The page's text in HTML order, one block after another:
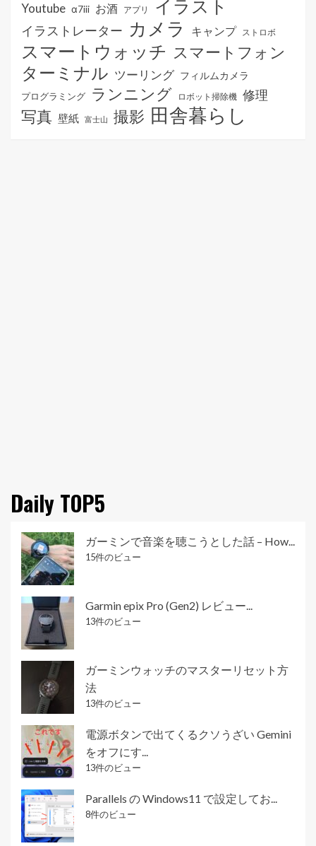
Youtube α7iii お酒 アプリ イラスト
イラストレーター カメラ キャンプ ストロボ
スマートウォッチ スマートフォン
ターミナル ツーリング フィルムカメラ
プログラミング ランニング ロボット掃除機 修理
写真 壁紙 富士山 撮影 田舎暮らし
Daily TOP5
ガーミンで音楽を聴こうとした話 – How...
15件のビュー
Garmin epix Pro (Gen2) レビュー...
13件のビュー
ガーミンウォッチのマスターリセット方
法
13件のビュー
電源ボタンで出てくるクソうざい Gemini
をオフにす...
13件のビュー
Parallels の Windows11 で設定してお...
8件のビュー